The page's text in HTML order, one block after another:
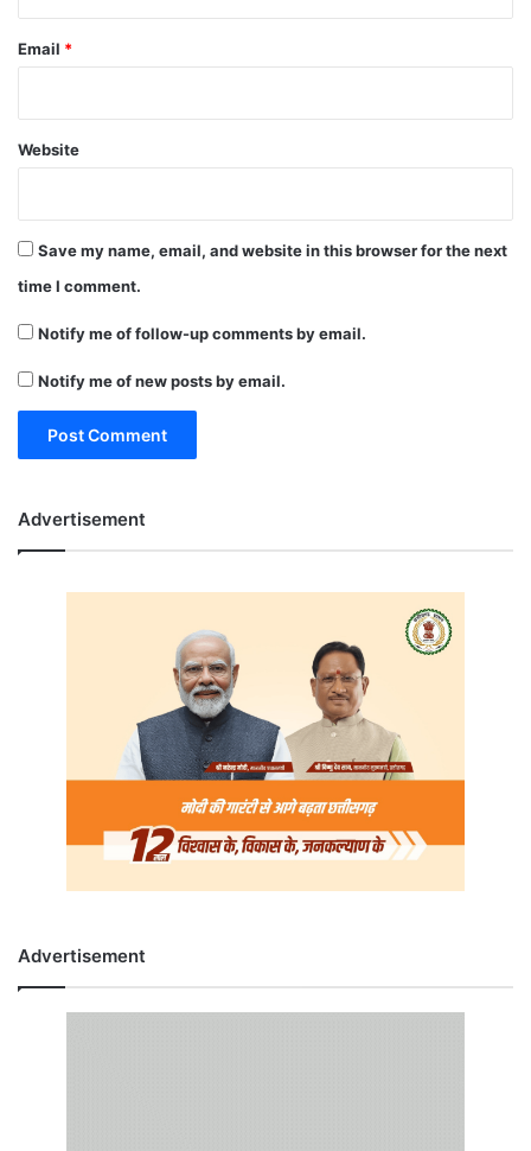
Email *
Website
Save my name, email, and website in this browser for the next
time I comment.
Notify me of follow-up comments by email.
Notify me of new posts by email.
Advertisement
Advertisement